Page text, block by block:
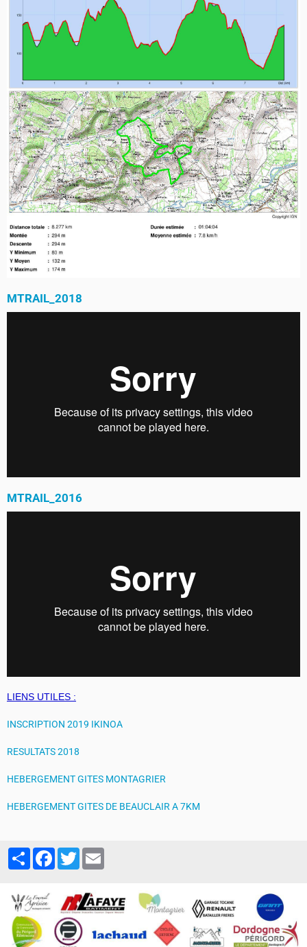
MTRAIL_2018
MTRAIL_2016
LIENS UTILES :
INSCRIPTION 2019 IKINOA
RESULTATS 2018
HEBERGEMENT GITES MONTAGRIER
HEBERGEMENT GITES DE BEAUCLAIR A 7KM
PartagerFacebook
Twitter